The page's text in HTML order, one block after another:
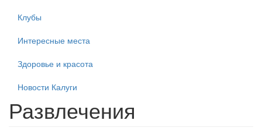
Клубы
Интересные места
Здоровье и красота
Новости Калуги
Развлечения